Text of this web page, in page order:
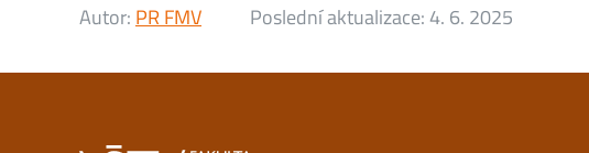
Autor: PR FMV Poslední aktualizace:4. 6. 2025